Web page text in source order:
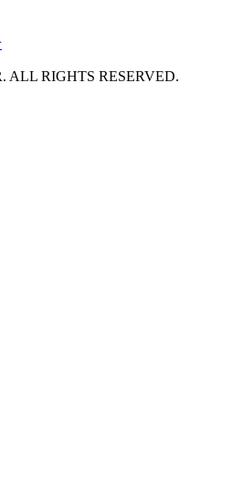
ALL RIGHTS RESERVED.